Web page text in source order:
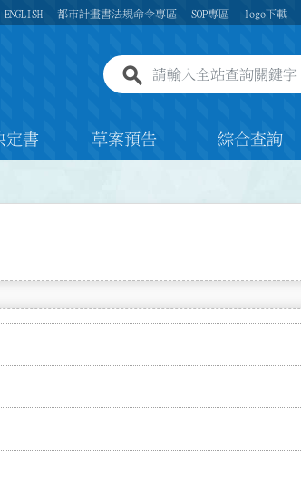
ENGLISH 都市計畫書法規命令專區 SOP專區 logo下載
全站查詢關鍵字欄位
定書 草案預告 綜合查詢